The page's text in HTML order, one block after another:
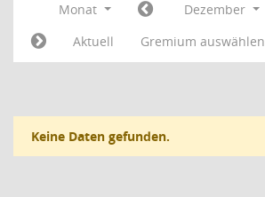
Monat Dezember
Aktuell
Gremium auswählen
Keine Daten gefunden.